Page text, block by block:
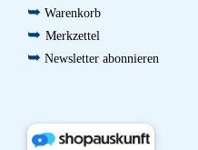
➥ Warenkorb
➥ Merkzettel
➥ Newsletter abonnieren